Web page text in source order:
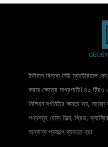
টাইয়ান বিনবো নিউ ম্যাটেরিয়াল
করার ক্ষেত্রে অগ্রগামী। ৪০
মিলিয়ন বর্গমিটার ক্ষমতা সহ,
পণ্যসমূহ যেমন ফিল্ম, গ্রিড,
অন্যান্য প্রকল্পে ব্যবহৃত হয়।